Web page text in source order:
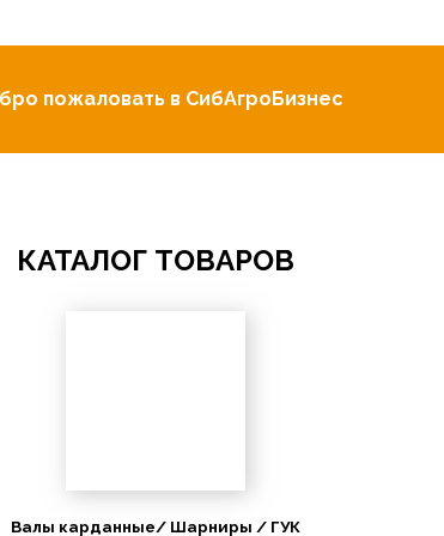
пожаловать в СибАгроБизнес
КАТАЛОГ ТОВАРОВ
Валы карданные/ Шарниры / ГУК